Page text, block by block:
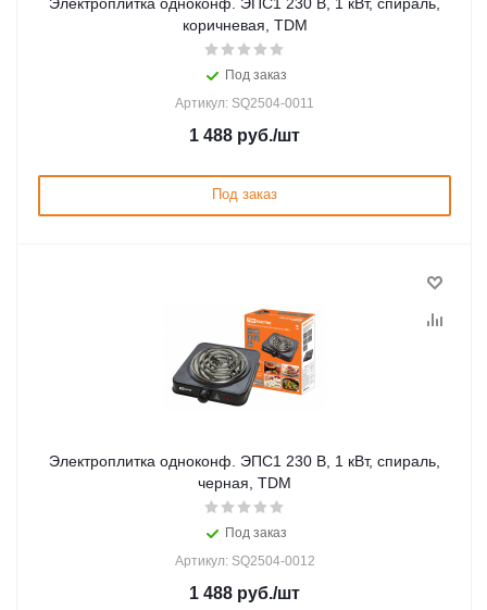
коричневая, TDM
Под заказ
Артикул: SQ2504-0011
1 488 руб./шт
Под заказ
Электроплитка одноконф. ЭПС1 230 В, 1 кВт, спираль,
черная, TDM
Под заказ
Артикул: SQ2504-0012
1 488 руб./шт